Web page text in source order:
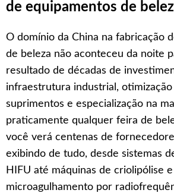
de equipamentos de
O domínio da China na fabricação
de beleza não aconteceu da noite
resultado de décadas de
infraestrutura industrial, otimização
suprimentos e especialização na
praticamente qualquer feira de
você verá centenas de
exibindo de tudo, desde sistemas
HIFU até máquinas de criolipólise
microagulhamento por